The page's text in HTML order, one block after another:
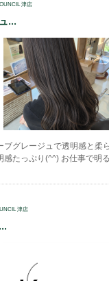
津店
...
グレージュで透明感と柔
感たっぷり(^^) お仕事で明
津店